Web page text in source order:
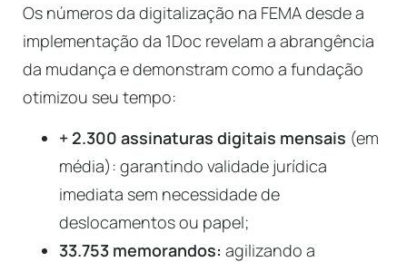
Os números da digitalização na FEMA desde a
implementação da 1Doc revelam a abrangência
da mudança e demonstram como a fundação
otimizou seu tempo:
+ 2.300 assinaturas digitais mensais (em
média): garantindo validade jurídica
imediata sem necessidade de
deslocamentos ou papel;
33.753 memorandos: agilizando a